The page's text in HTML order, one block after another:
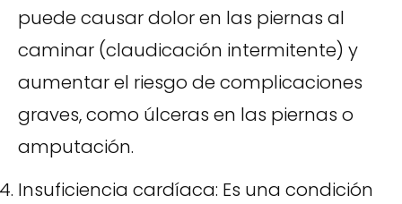
puede causar dolor en las piernas al
caminar (claudicación intermitente) y
aumentar el riesgo de complicaciones
graves, como úlceras en las piernas o
amputación.
Insuficiencia cardíaca: Es una condición